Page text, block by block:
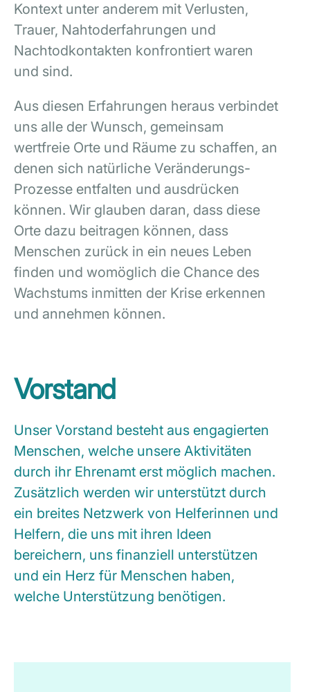
Kontext unter anderem mit Verlusten,
Trauer, Nahtoderfahrungen und
Nachtodkontakten konfrontiert waren
und sind.
Aus diesen Erfahrungen heraus verbindet
uns alle der Wunsch, gemeinsam
wertfreie Orte und Räume zu schaffen, an
denen sich natürliche Veränderungs-
Prozesse entfalten und ausdrücken
können. Wir glauben daran, dass diese
Orte dazu beitragen können, dass
Menschen zurück in ein neues Leben
finden und womöglich die Chance des
Wachstums inmitten der Krise erkennen
und annehmen können.
Vorstand
Unser Vorstand besteht aus engagierten
Menschen, welche unsere Aktivitäten
durch ihr Ehrenamt erst möglich machen.
Zusätzlich werden wir unterstützt durch
ein breites Netzwerk von Helferinnen und
Helfern, die uns mit ihren Ideen
bereichern, uns finanziell unterstützen
und ein Herz für Menschen haben,
welche Unterstützung benötigen.